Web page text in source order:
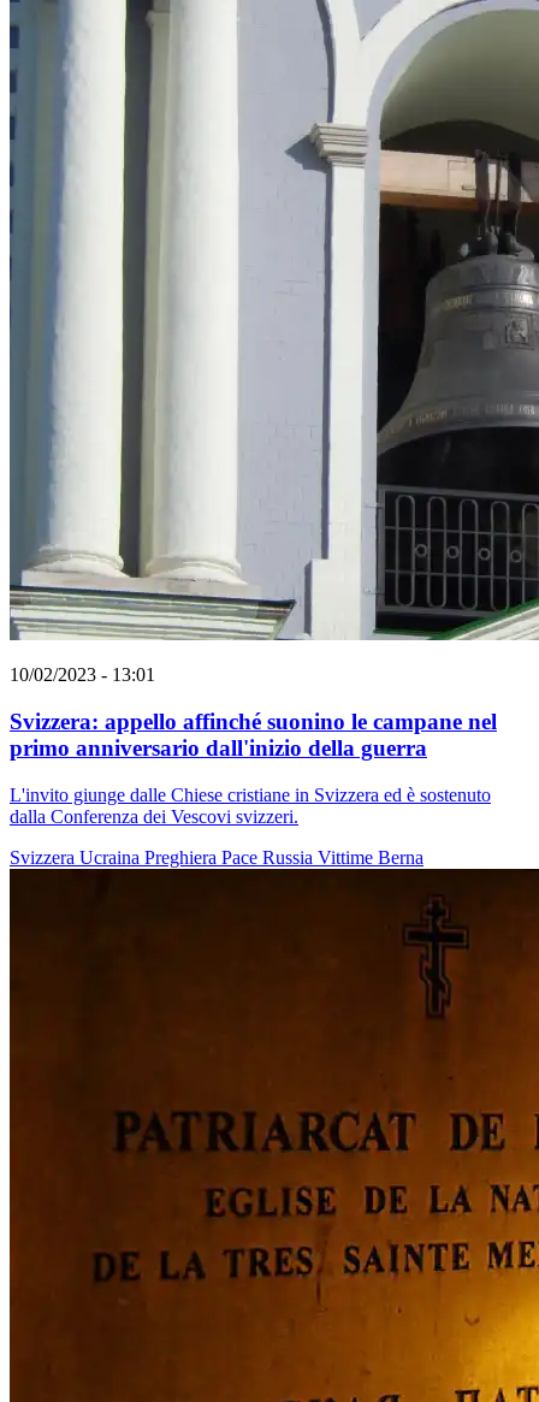
10/02/2023 - 13:01
Svizzera: appello affinché suonino le campane nel
primo anniversario dall'inizio della guerra
L'invito giunge dalle Chiese cristiane in Svizzera ed è sostenuto
dalla Conferenza dei Vescovi svizzeri.
Svizzera Ucraina Preghiera Pace Russia Vittime Berna